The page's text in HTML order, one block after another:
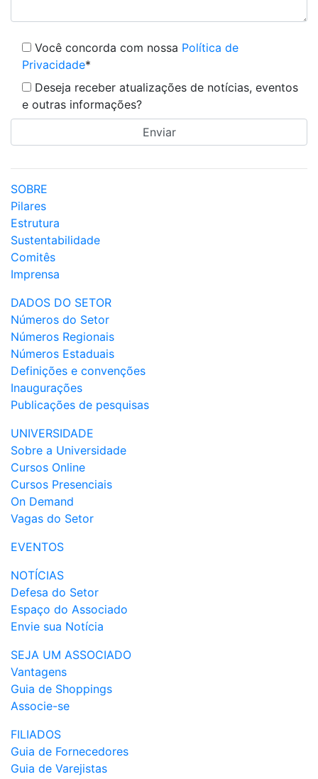
Você concorda com nossa Política de
Privacidade*
Deseja receber atualizações de notícias, eventos
e outras informações?
SOBRE
Pilares
Estrutura
Sustentabilidade
Comitês
Imprensa
DADOS DO SETOR
Números do Setor
Números Regionais
Números Estaduais
Definições e convenções
Inaugurações
Publicações de pesquisas
UNIVERSIDADE
Sobre a Universidade
Cursos Online
Cursos Presenciais
On Demand
Vagas do Setor
EVENTOS
NOTÍCIAS
Defesa do Setor
Espaço do Associado
Envie sua Notícia
SEJA UM ASSOCIADO
Vantagens
Guia de Shoppings
Associe-se
FILIADOS
Guia de Fornecedores
Guia de Varejistas